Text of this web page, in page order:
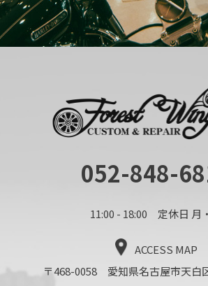
052-848-
11:00 - 18:00 定休日 月
ACCESS MAP
〒468-0058 愛知県名古屋市天白